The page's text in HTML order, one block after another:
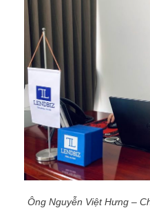
Ông Nguyễn Việt Hưng –